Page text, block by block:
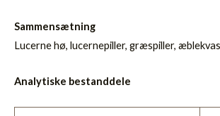
Sammensætning
Lucerne hø, lucernepiller, græspiller,
Analytiske bestanddele